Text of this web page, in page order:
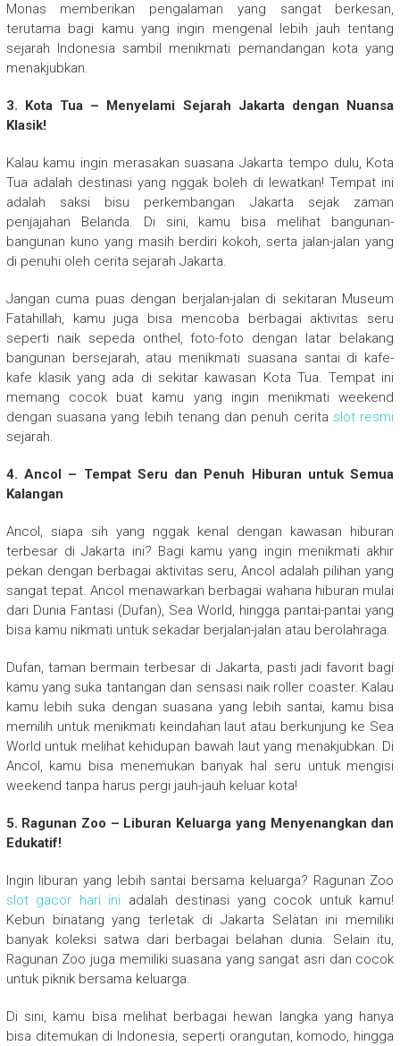
Monas memberikan pengalaman yang sangat berkesan,
terutama bagi kamu yang ingin mengenal lebih jauh tentang
sejarah Indonesia sambil menikmati pemandangan kota yang
menakjubkan.
3. Kota Tua – Menyelami Sejarah Jakarta dengan Nuansa
Klasik!
Kalau kamu ingin merasakan suasana Jakarta tempo dulu, Kota
Tua adalah destinasi yang nggak boleh di lewatkan! Tempat ini
adalah saksi bisu perkembangan Jakarta sejak zaman
penjajahan Belanda. Di sini, kamu bisa melihat bangunan-
bangunan kuno yang masih berdiri kokoh, serta jalan-jalan yang
di penuhi oleh cerita sejarah Jakarta.
Jangan cuma puas dengan berjalan-jalan di sekitaran Museum
Fatahillah, kamu juga bisa mencoba berbagai aktivitas seru
seperti naik sepeda onthel, foto-foto dengan latar belakang
bangunan bersejarah, atau menikmati suasana santai di kafe-
kafe klasik yang ada di sekitar kawasan Kota Tua. Tempat ini
memang cocok buat kamu yang ingin menikmati weekend
dengan suasana yang lebih tenang dan penuh cerita slot resmi
sejarah.
4. Ancol – Tempat Seru dan Penuh Hiburan untuk Semua
Kalangan
Ancol, siapa sih yang nggak kenal dengan kawasan hiburan
terbesar di Jakarta ini? Bagi kamu yang ingin menikmati akhir
pekan dengan berbagai aktivitas seru, Ancol adalah pilihan yang
sangat tepat. Ancol menawarkan berbagai wahana hiburan mulai
dari Dunia Fantasi (Dufan), Sea World, hingga pantai-pantai yang
bisa kamu nikmati untuk sekadar berjalan-jalan atau berolahraga.
Dufan, taman bermain terbesar di Jakarta, pasti jadi favorit bagi
kamu yang suka tantangan dan sensasi naik roller coaster. Kalau
kamu lebih suka dengan suasana yang lebih santai, kamu bisa
memilih untuk menikmati keindahan laut atau berkunjung ke Sea
World untuk melihat kehidupan bawah laut yang menakjubkan. Di
Ancol, kamu bisa menemukan banyak hal seru untuk mengisi
weekend tanpa harus pergi jauh-jauh keluar kota!
5. Ragunan Zoo – Liburan Keluarga yang Menyenangkan dan
Edukatif!
Ingin liburan yang lebih santai bersama keluarga? Ragunan Zoo
slot gacor hari ini adalah destinasi yang cocok untuk kamu!
Kebun binatang yang terletak di Jakarta Selatan ini memiliki
banyak koleksi satwa dari berbagai belahan dunia. Selain itu,
Ragunan Zoo juga memiliki suasana yang sangat asri dan cocok
untuk piknik bersama keluarga.
Di sini, kamu bisa melihat berbagai hewan langka yang hanya
bisa ditemukan di Indonesia, seperti orangutan, komodo, hingga